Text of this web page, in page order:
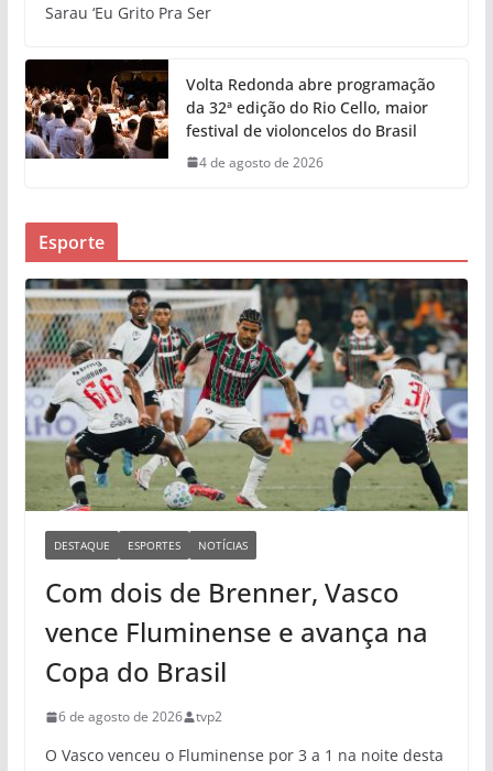
Sarau ‘Eu Grito Pra Ser
Volta Redonda abre programação
da 32ª edição do Rio Cello, maior
festival de violoncelos do Brasil
4 de agosto de 2026
Esporte
DESTAQUE ESPORTES NOTÍCIAS
Com dois de Brenner, Vasco
vence Fluminense e avança na
Copa do Brasil
6 de agosto de 2026 tvp2
O Vasco venceu o Fluminense por 3 a 1 na noite desta